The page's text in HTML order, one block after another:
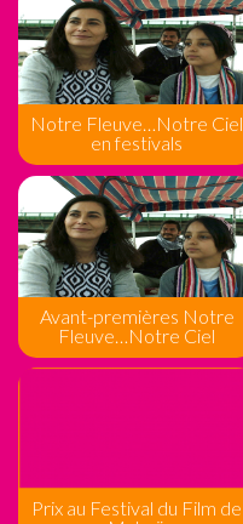
Notre Fleuve…Notre Ciel
en festivals
Avant-premières Notre
Fleuve…Notre Ciel
Prix au Festival du Film de